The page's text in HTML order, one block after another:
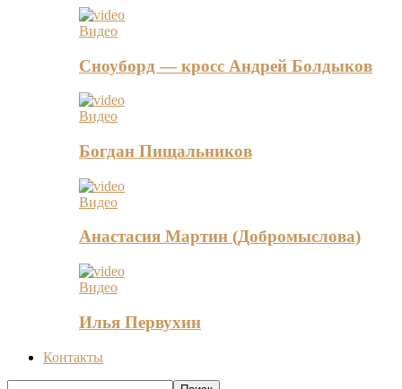
Видео
Сноуборд — кросс Андрей Болдыков
Видео
Богдан Пищальников
Видео
Анастасия Мартин (Добромыслова)
Видео
Илья Первухин
Контакты